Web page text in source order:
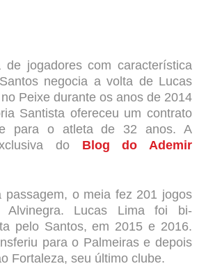
de jogadores com característica
negocia a volta de Lucas
Peixe durante os anos de 2014
Santista ofereceu um contrato
para o atleta de 32 anos. A
do Blog do Ademir
passagem, o meia fez 201 jogos
Lucas Lima foi bi-
pelo Santos, em 2015 e 2016.
para o Palmeiras e depois
Fortaleza, seu último clube.